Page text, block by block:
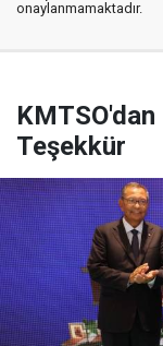
onaylanmamaktadır.
Teşekkür